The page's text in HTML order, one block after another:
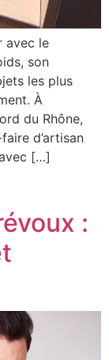
avec le
son
les plus
À
du Rhône,
d’artisan
[…]
: